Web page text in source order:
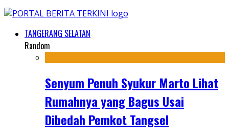
TANGERANG SELATAN
Random
Senyum Penuh Syukur Marto Lihat
Rumahnya yang Bagus Usai
Dibedah Pemkot Tangsel